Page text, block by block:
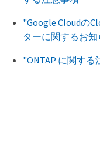
"Google Cloudの
ターに関するお
"ONTAP に関する